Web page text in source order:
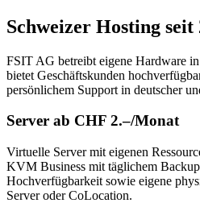
Schweizer Hosting seit
FSIT AG betreibt eigene Hardware
bietet Geschäftskunden
persönlichem Support in deutscher
Server ab CHF 2.–/Monat
Virtuelle Server mit eigenen
KVM Business mit täglichem
Hochverfügbarkeit sowie eigene
Server oder CoLocation.